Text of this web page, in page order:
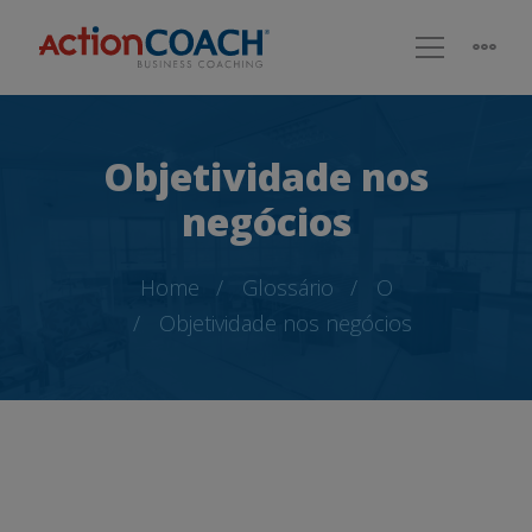
Objetividade nos
negócios
Home Glossário
O
Objetividade nos negócios